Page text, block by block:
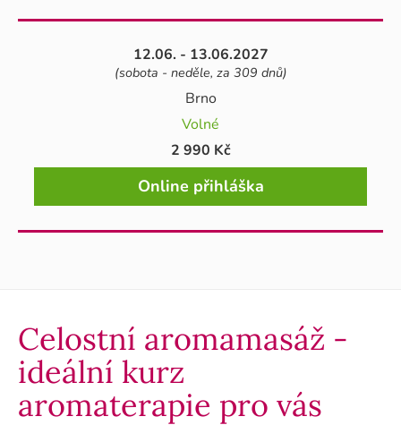
12.06. - 13.06.2027
(sobota - neděle, za 309 dnů)
Brno
Volné
2 990 Kč
Online přihláška
Celostní aromamasáž -
ideální kurz
aromaterapie pro vás